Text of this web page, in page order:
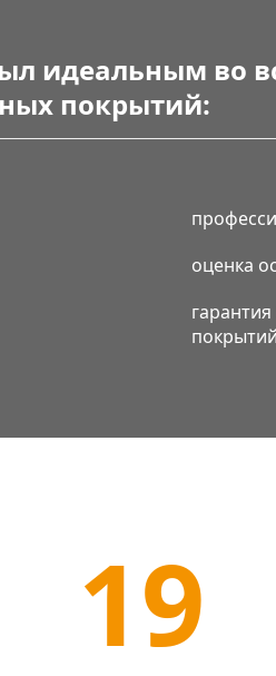
идеальным во
покрытий:
оценка
покрытий
19